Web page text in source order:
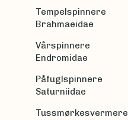
Tempelspinnere
Brahmaeidae
Vårspinnere
Endromidae
Påfuglspinnere
Saturniidae
Tussmørkesvermere